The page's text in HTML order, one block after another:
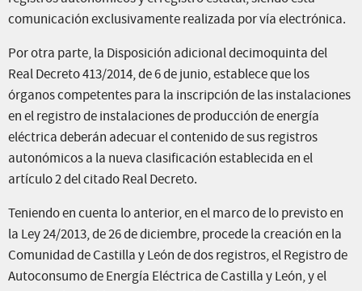
comunicación exclusivamente realizada por vía electrónica.
Por otra parte, la Disposición adicional decimoquinta del
Real Decreto 413/2014, de 6 de junio, establece que los
órganos competentes para la inscripción de las instalaciones
en el registro de instalaciones de producción de energía
eléctrica deberán adecuar el contenido de sus registros
autonómicos a la nueva clasificación establecida en el
artículo 2 del citado Real Decreto.
Teniendo en cuenta lo anterior, en el marco de lo previsto en
la Ley 24/2013, de 26 de diciembre, procede la creación en la
Comunidad de Castilla y León de dos registros, el Registro de
Autoconsumo de Energía Eléctrica de Castilla y León, y el